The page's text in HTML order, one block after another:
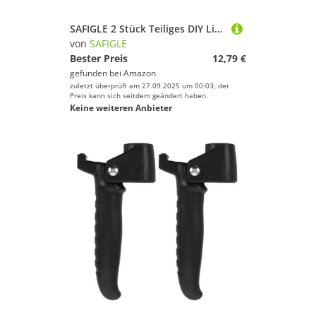
SAFIGLE 2 Stück Teiliges DIY Lidschatten Magnetische Kosmetikbox Lidschattenpressplatte Wiederverwendbar Leere Make Up Palette für Lidschatten Puder Aufbewahrung
von SAFIGLE
Bester Preis
12,79 €
gefunden bei Amazon
zuletzt überprüft am 27.09.2025 um 00:03; der
Preis kann sich seitdem geändert haben.
Keine weiteren Anbieter